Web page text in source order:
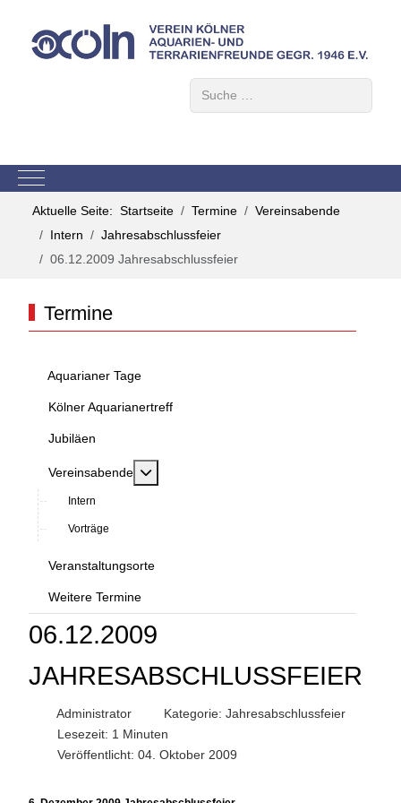
Mobile Menu Toggle
Aktuelle Seite: Startseite Termine
Vereinsabende
Intern
Jahresabschlussfeier
06.12.2009 Jahresabschlussfeier
Termine
Aquarianer Tage
Kölner Aquarianertreff
Jubiläen
Vereinsabende MOD_MENU_TOGGLE_SUBMENU_LABEL
Intern
Vorträge
Veranstaltungsorte
Weitere Termine
06.12.2009
JAHRESABSCHLUSSFEIER
Administrator Kategorie: Jahresabschlussfeier
Lesezeit: 1 Minuten
Veröffentlicht: 04. Oktober 2009